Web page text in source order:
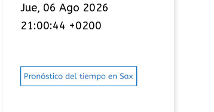
e
g
r
í
Jue, 06 Ago 2026
21:00:46 +0200